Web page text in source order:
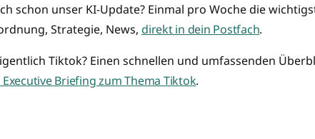
schon unser KI-Update? Einmal pro Woche die
Strategie, News, direkt in dein Postfach.
Tiktok? Einen schnellen und umfassenden
Executive Briefing zum Thema Tiktok.